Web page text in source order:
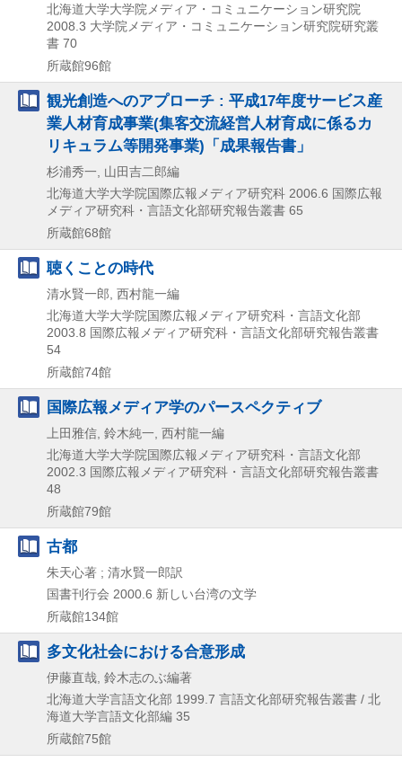
北海道大学大学院メディア・コミュニケーション研究院
2008.3 大学院メディア・コミュニケーション研究院研究叢
書 70
所蔵館96館
観光創造へのアプローチ : 平成17年度サービス産
業人材育成事業(集客交流経営人材育成に係るカ
リキュラム等開発事業)「成果報告書」
杉浦秀一, 山田吉二郎編
北海道大学大学院国際広報メディア研究科 2006.6 国際広報
メディア研究科・言語文化部研究報告叢書 65
所蔵館68館
聴くことの時代
清水賢一郎, 西村龍一編
北海道大学大学院国際広報メディア研究科・言語文化部
2003.8 国際広報メディア研究科・言語文化部研究報告叢書
54
所蔵館74館
国際広報メディア学のパースペクティブ
上田雅信, 鈴木純一, 西村龍一編
北海道大学大学院国際広報メディア研究科・言語文化部
2002.3 国際広報メディア研究科・言語文化部研究報告叢書
48
所蔵館79館
古都
朱天心著 ; 清水賢一郎訳
国書刊行会 2000.6 新しい台湾の文学
所蔵館134館
多文化社会における合意形成
伊藤直哉, 鈴木志のぶ編著
北海道大学言語文化部 1999.7 言語文化部研究報告叢書 / 北
海道大学言語文化部編 35
所蔵館75館